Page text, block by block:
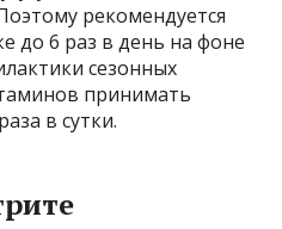
рекомендуется
до 6 раз в день на фоне
сезонных
принимать
в сутки.